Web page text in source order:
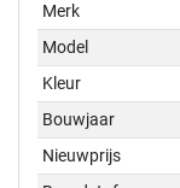
Merk
Model
Kleur
Bouwjaar
Nieuwprijs